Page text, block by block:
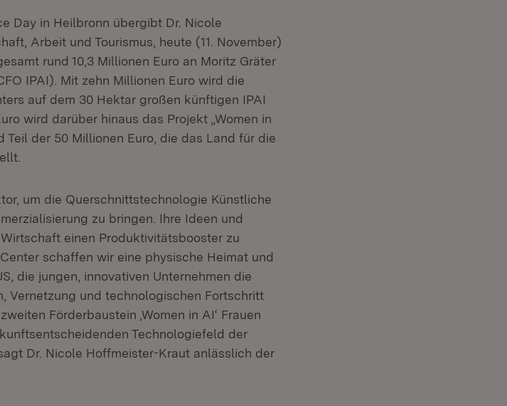
Day in Heilbronn übergibt Dr. Nicole
Arbeit und Tourismus, heute (11. November)
rund 10,3 Millionen Euro an Moritz Gräter
IPAI). Mit zehn Millionen Euro wird die
auf dem 30 Hektar großen künftigen IPAI
wird darüber hinaus das Projekt „Women in
Teil der 50 Millionen Euro, die das Land für die
um die Querschnittstechnologie Künstliche
zu bringen. Ihre Ideen und
einen Produktivitätsbooster zu
schaffen wir eine physische Heimat und
die jungen, innovativen Unternehmen die
Vernetzung und technologischen Fortschritt
Förderbaustein ‚Women in AI‘ Frauen
Technologiefeld der
Dr. Nicole Hoffmeister-Kraut anlässlich der